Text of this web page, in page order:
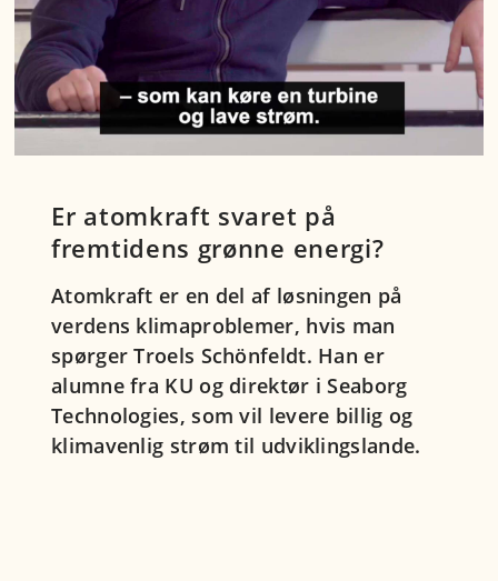
Er atomkraft svaret på
fremtidens grønne energi?
Atomkraft er en del af løsningen på
verdens klimaproblemer, hvis man
spørger Troels Schönfeldt. Han er
alumne fra KU og direktør i Seaborg
Technologies, som vil levere billig og
klimavenlig strøm til udviklingslande.